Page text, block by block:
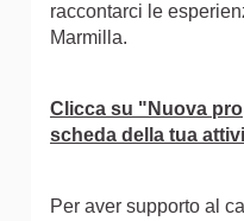
raccontarci le
Marmilla.
Clicca su "Nuova
scheda della tua
Per aver supporto al